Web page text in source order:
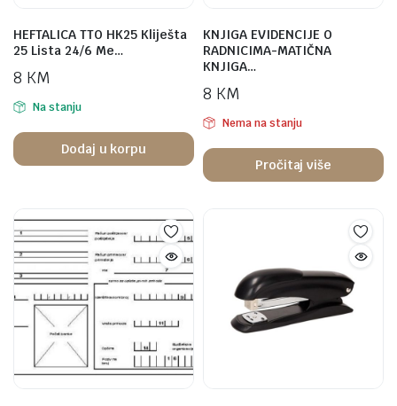
HEFTALICA TTO HK25 Kliješta
25 Lista 24/6 Me…
8 KM
Na stanju
Dodaj u korpu
KNJIGA EVIDENCIJE O
RADNICIMA-MATIČNA
KNJIGA…
8 KM
Nema na stanju
Pročitaj više